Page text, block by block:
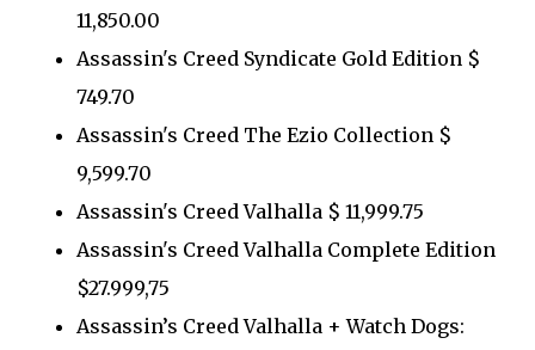
11,850.00
Assassin's Creed Syndicate Gold Edition $
749.70
Assassin's Creed The Ezio Collection $
9,599.70
Assassin's Creed Valhalla $ 11,999.75
Assassin's Creed Valhalla Complete Edition
$27.999,75
Assassin’s Creed Valhalla + Watch Dogs: